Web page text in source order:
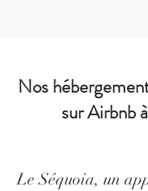
Nos
sur Airbnb
Le Séquoia, un